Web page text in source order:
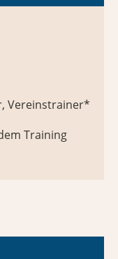
Vereinstrainer*in
Training